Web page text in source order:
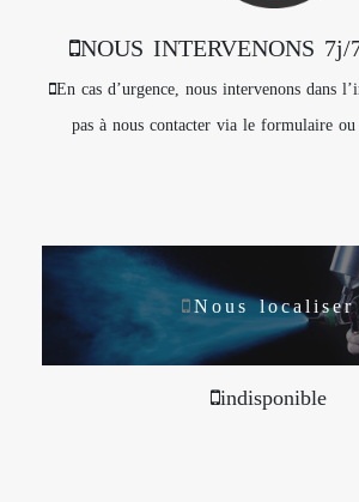
NOUS INTERVENONS 7j/
En cas d’urgence, nous intervenons dans
pas à nous contacter via le formulaire ou
Nous localiser
indisponible